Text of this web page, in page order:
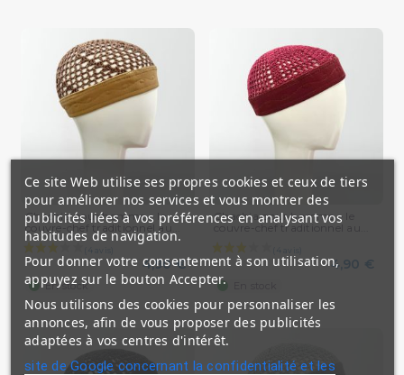
(4 avis)
Chachia pour homme – le
couvre-chef traditionnel au...
4,90 €
En stock
Chachia pour homme – le
couvre-chef traditionnel au...
4,90 €
Ce site Web utilise ses propres cookies et ceux de tiers
pour améliorer nos services et vous montrer des
publicités liées à vos préférences en analysant vos
habitudes de navigation.
Pour donner votre consentement à son utilisation,
appuyez sur le bouton Accepter.
Nous utilisons des cookies pour personnaliser les
annonces, afin de vous proposer des publicités
adaptées à vos centres d'intérêt.
site de Google concernant la confidentialité et les